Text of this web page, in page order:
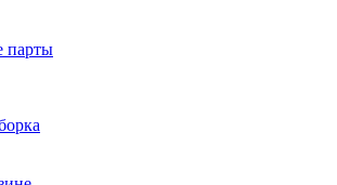
парты